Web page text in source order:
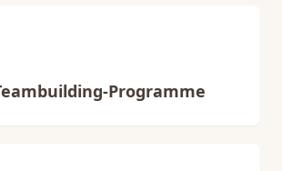
Programme